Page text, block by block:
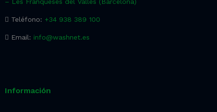
Teléfono: +34 938 389 100
Email: info@washnet.es
Información